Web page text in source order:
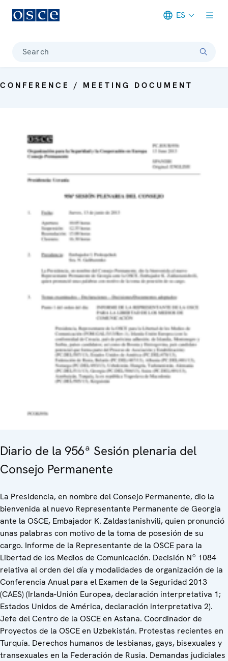
ES
Search
CONFERENCE / MEETING DOCUMENT
Diario de la 956ª Sesión plenaria del
Consejo Permanente
La Presidencia, en nombre del Consejo Permanente, dio la
bienvenida al nuevo Representante Permanente de Georgia
ante la OSCE, Embajador K. Zaldastanishvili, quien pronunció
unas palabras con motivo de la toma de posesión de su
cargo. Informe de la Representante de la OSCE para la
Libertad de los Medios de Comunicación. Decisión Nº 1084
relativa al orden del día y modalidades de organización de la
Conferencia Anual para el Examen de la Seguridad 2013
(CAES) (Irlanda-Unión Europea, declaración interpretativa 1;
Estados Unidos de América, declaración interpretativa 2).
Jefe del Centro de la OSCE en Astana. Coordinador de
Proyectos de la OSCE en Uzbekistán. Protestas recientes en
Turquía. Derechos humanos de lesbianas, gays, bisexuales y
transexuales en la Federación de Rusia. Demandas judiciales